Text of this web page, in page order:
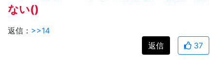
ない()
返信： >>14
返信
37